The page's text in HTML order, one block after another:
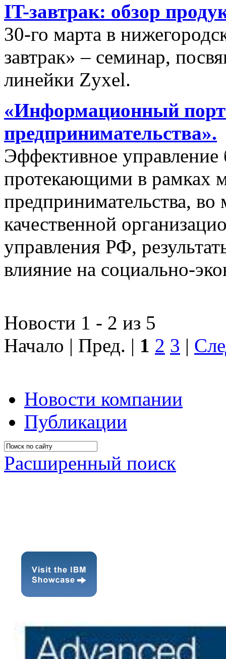
IT-завтрак: обзор
30-го марта в
завтрак» – семинар,
линейки Zyxel.
«Информационный
предпринимательства».
Эффективное управление
протекающими в рамках
предпринимательства,
качественной
управления РФ,
влияние на социально-
Новости 1 - 2 из 5
Начало | Пред. | 1 2 3 |
Новости компании
Публикации
Расширенный поиск